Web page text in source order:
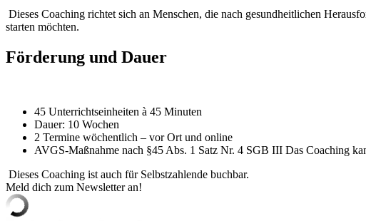
Dieses Coaching richtet sich an Menschen, die nach gesundheitlichen
starten möchten.
Förderung und Dauer
45 Unterrichtseinheiten à 45 Minuten
Dauer: 10 Wochen
2 Termine wöchentlich – vor Ort und online
AVGS-Maßnahme nach §45 Abs. 1 Satz Nr. 4 SGB III Das Coaching
Dieses Coaching ist auch für Selbstzahlende buchbar.
Meld dich zum Newsletter an!